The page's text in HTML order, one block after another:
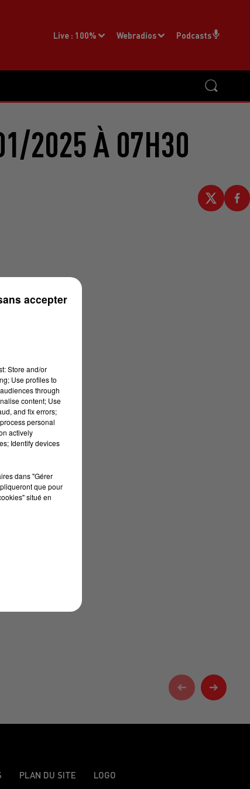
Live : 100% Webradios Podcasts
2025 À 07H30
PLAN DU SITE LOGO
Store and/or
Use profiles to
through
content; Use
and fix errors;
personal
actively
Identify devices
dans "Gérer
que pour
situé en
accepter